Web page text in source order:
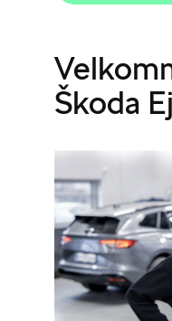
Škoda